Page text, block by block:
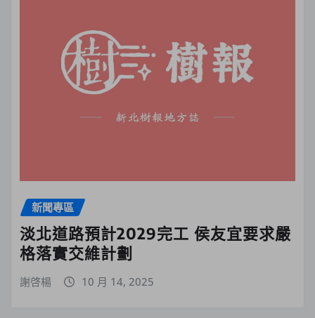
新聞專區
淡北道路預計2029完工 侯友宜要求嚴
格落實交維計劃
謝啓楊 10 月 14, 2025